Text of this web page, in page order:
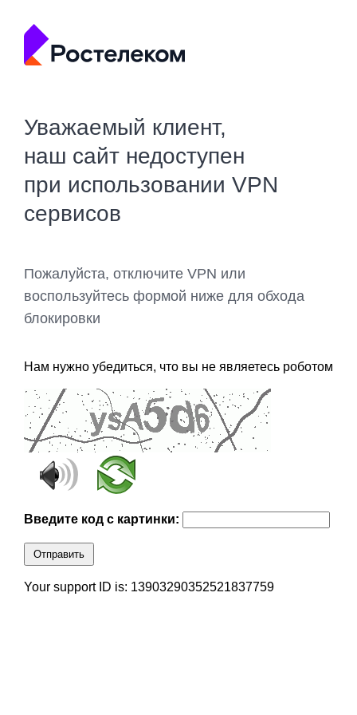
Уважаемый клиент,
наш сайт недоступен
при использовании VPN
сервисов
Пожалуйста, отключите VPN или
воспользуйтесь формой ниже для обхода
блокировки
Нам нужно убедиться, что вы не являетесь роботом
Введите код с картинки:
Отправить
Your support ID is: 13903290352521837759